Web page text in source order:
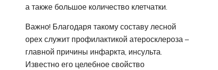
а также большое количество клетчатки.
Важно! Благодаря такому составу лесной
орех служит профилактикой атеросклероза –
главной причины инфаркта, инсульта.
Известно его целебное свойство